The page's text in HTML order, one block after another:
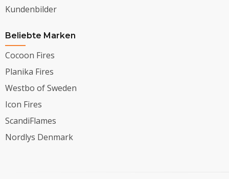
Kundenbilder
Beliebte Marken
Cocoon Fires
Planika Fires
Westbo of Sweden
Icon Fires
ScandiFlames
Nordlys Denmark